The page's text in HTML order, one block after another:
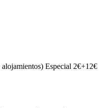
Especial 2€+12€